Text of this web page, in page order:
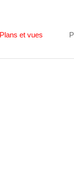
Plans et vues